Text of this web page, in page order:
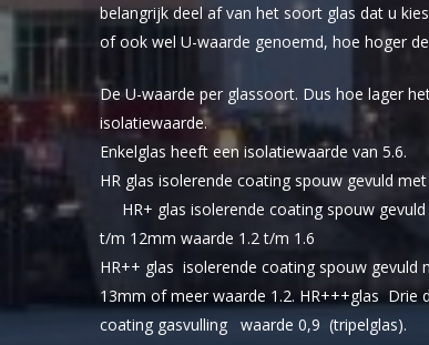
belangrijk deel af van het soort glas dat u
of ook wel U-waarde genoemd, hoe hoger
De U-waarde per glassoort. Dus hoe lager
isolatiewaarde.
Enkelglas heeft een isolatiewaarde van 5.6.
HR glas isolerende coating spouw gevuld
HR+ glas isolerende coating spouw
t/m 12mm waarde 1.2 t/m 1.6
HR++ glas isolerende coating spouw gevuld
13mm of meer waarde 1.2. HR+++glas Drie
coating gasvulling waarde 0,9 (tripelglas).